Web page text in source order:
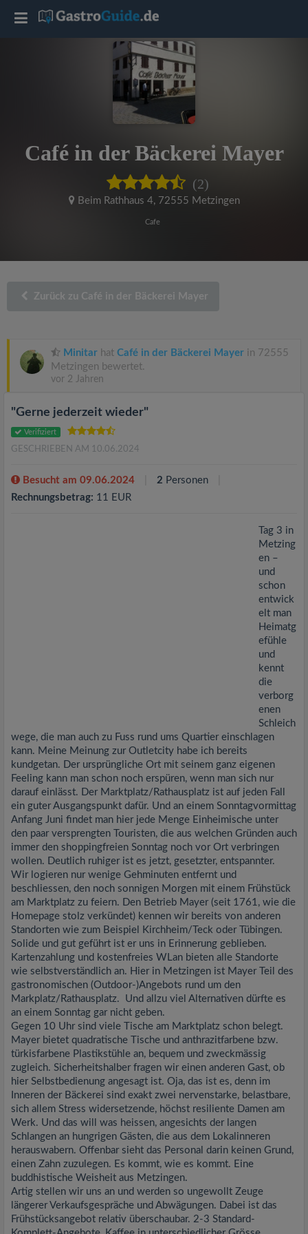
Café in der Bäckerei Mayer
(2)
Beim Rathhaus 4, 72555 Metzingen
Cafe
Zurück zu Café in der Bäckerei Mayer
Minitar hat Café in der Bäckerei Mayer in 72555
Metzingen bewertet.
vor 2 Jahren
"Gerne jederzeit wieder"
Verifiziert
GESCHRIEBEN AM 10.06.2024
Besucht am 09.06.2024 2 Personen
Rechnungsbetrag: 11 EUR
Tag 3 in
Metzing
en –
und
schon
entwick
elt man
Heimatg
efühle
und
kennt
die
verborg
enen
Schleich
wege, die man auch zu Fuss rund ums Quartier einschlagen
kann. Meine Meinung zur Outletcity habe ich bereits
kundgetan. Der ursprüngliche Ort mit seinem ganz eigenen
Feeling kann man schon noch erspüren, wenn man sich nur
darauf einlässt. Der Marktplatz/Rathausplatz ist auf jeden Fall
ein guter Ausgangspunkt dafür. Und an einem Sonntagvormittag
Anfang Juni findet man hier jede Menge Einheimische unter
den paar versprengten Touristen, die aus welchen Gründen auch
immer den shoppingfreien Sonntag noch vor Ort verbringen
wollen. Deutlich ruhiger ist es jetzt, gesetzter, entspannter.
Wir logieren nur wenige Gehminuten entfernt und
beschliessen, den noch sonnigen Morgen mit einem Frühstück
am Marktplatz zu feiern. Den Betrieb Mayer (seit 1761, wie die
Homepage stolz verkündet) kennen wir bereits von anderen
Standorten wie zum Beispiel Kirchheim/Teck oder Tübingen.
Solide und gut geführt ist er uns in Erinnerung geblieben.
Kartenzahlung und kostenfreies WLan bieten alle Standorte
wie selbstverständlich an. Hier in Metzingen ist Mayer Teil des
gastronomischen (Outdoor-)Angebots rund um den
Markplatz/Rathausplatz. Und allzu viel Alternativen dürfte es
an einem Sonntag gar nicht geben.
Gegen 10 Uhr sind viele Tische am Marktplatz schon belegt.
Mayer bietet quadratische Tische und anthrazitfarbene bzw.
türkisfarbene Plastikstühle an, bequem und zweckmässig
zugleich. Sicherheitshalber fragen wir einen anderen Gast, ob
hier Selbstbedienung angesagt ist. Oja, das ist es, denn im
Inneren der Bäckerei sind exakt zwei nervenstarke, belastbare,
sich allem Stress widersetzende, höchst resiliente Damen am
Werk. Und das will was heissen, angesichts der langen
Schlangen an hungrigen Gästen, die aus dem Lokalinneren
herauswabern. Offenbar sieht das Personal darin keinen Grund,
einen Zahn zuzulegen. Es kommt, wie es kommt. Eine
buddhistische Weisheit aus Metzingen.
Artig stellen wir uns an und werden so ungewollt Zeuge
längerer Verkaufsgespräche und Abwägungen. Dabei ist das
Frühstücksangebot relativ überschaubar. 2-3 Standard-
T
l
a
t
i